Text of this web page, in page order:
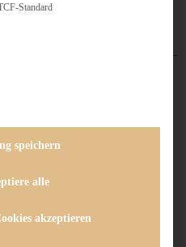
Standard
speichern
alle
akzeptieren